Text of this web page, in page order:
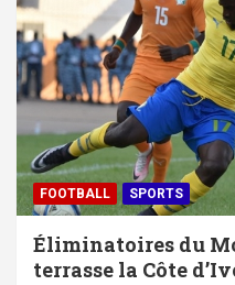
FOOTBALL SPORTS
Éliminatoires du
terrasse la Côte